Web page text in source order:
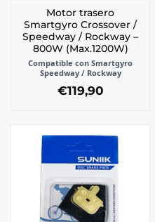
Motor trasero
Smartgyro Crossover /
Speedway / Rockway –
800W (Max.1200W)
Compatible con Smartgyro
Speedway / Rockway
€119,90